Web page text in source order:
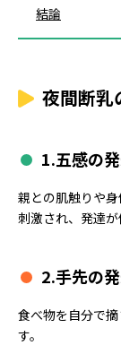
結論
夜間断乳
1.五感の
親との肌触りや
刺激され、発達が
2.手先の
食べ物を自分で
す。